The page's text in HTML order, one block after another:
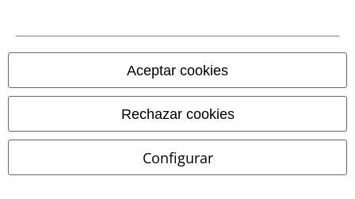
Aceptar cookies
Rechazar cookies
Configurar
Métodos de pago
bancaria por